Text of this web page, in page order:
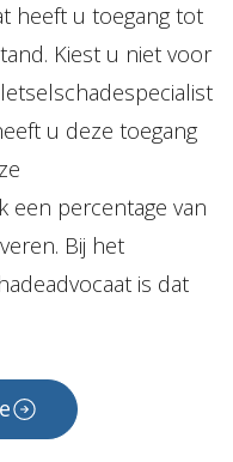
heeft u toegang tot
Kiest u niet voor
u deze toegang
een percentage van
Bij het
is dat